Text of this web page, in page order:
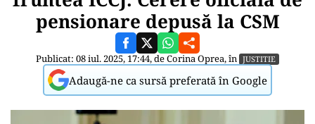
pensionare depusă la CSM
Publicat: 08 iul. 2025, 17:44, deCorina Oprea, în JUSTITIE
Adaugă-ne ca sursă preferată în Google